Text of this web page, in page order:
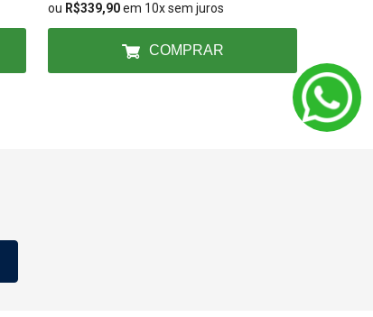
ou R$339,90em 10x sem juros
COMPRAR